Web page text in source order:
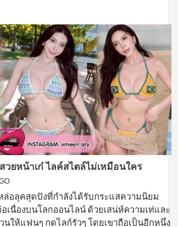
วยหน้าเก๋ ไลค์สไตล์ไม่เหมือนใคร
หล่อลุคสุดปังที่กำลังได้รับกระแสความนิยม
เนื่องบนโลกออนไลน์ ด้วยเสน่ห์ความเท่และ
ให้แฟนๆ กดไลก์รัวๆ โดยเขาถือเป็นอีกหนึ่ง